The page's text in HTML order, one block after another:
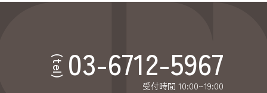
(tel) 03-6712-5967
受付時間 10:00~19:00